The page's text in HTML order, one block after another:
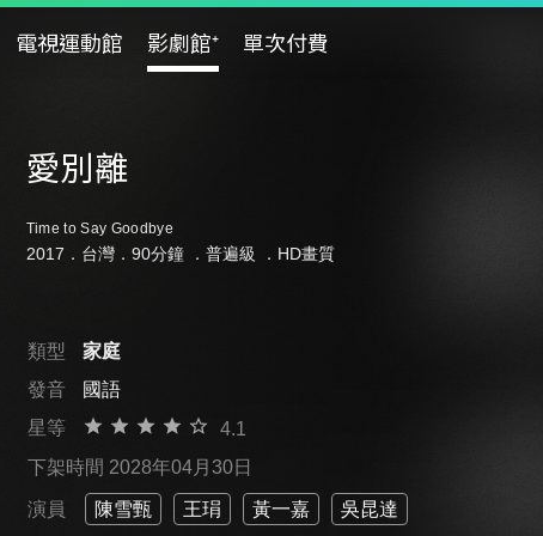
電視運動館 影劇館⁺ 單次付費
愛別離
Time to Say Goodbye
2017．台灣．90分鐘 ． 普遍級 ．HD畫質
類型
家庭
發音
國語
星等
4.1
下架時間 2028年04月30日
演員 陳雪甄 王琄 黃一嘉 吳昆達